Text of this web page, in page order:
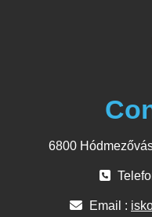
6800
Email :